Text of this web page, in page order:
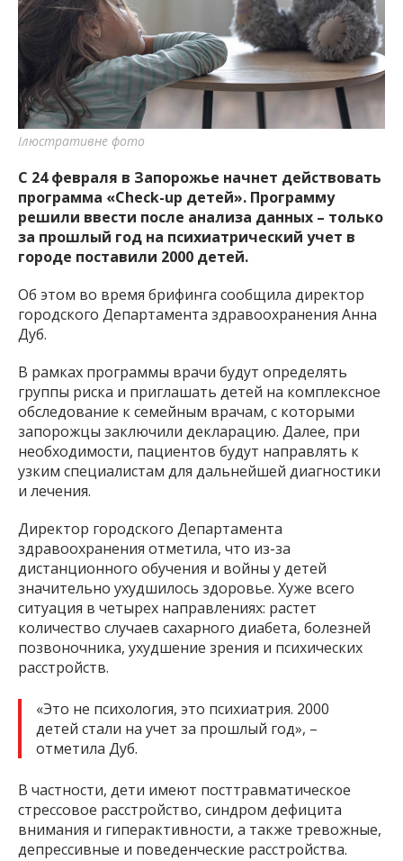
важную информацию о событиях
города Запорожья и области.
Ілюстративне фото
С 24 февраля в Запорожье начнет действовать
программа «Check-up детей». Программу
решили ввести после анализа данных – только
за прошлый год на психиатрический учет в
городе поставили 2000 детей.
Об этом во время брифинга сообщила директор
городского Департамента здравоохранения Анна
Дуб.
В рамках программы врачи будут определять
группы риска и приглашать детей на комплексное
обследование к семейным врачам, с которыми
запорожцы заключили декларацию. Далее, при
необходимости, пациентов будут направлять к
узким специалистам для дальнейшей диагностики
и лечения.
Директор городского Департамента
здравоохранения отметила, что из-за
дистанционного обучения и войны у детей
значительно ухудшилось здоровье. Хуже всего
ситуация в четырех направлениях: растет
количество случаев сахарного диабета, болезней
позвоночника, ухудшение зрения и психических
расстройств.
«Это не психология, это психиатрия. 2000
детей стали на учет за прошлый год», –
отметила Дуб.
В частности, дети имеют посттравматическое
стрессовое расстройство, синдром дефицита
внимания и гиперактивности, а также тревожные,
депрессивные и поведенческие расстройства.